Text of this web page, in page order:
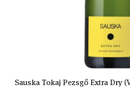
Sauska Tokaj Pezsgő Extra Dry